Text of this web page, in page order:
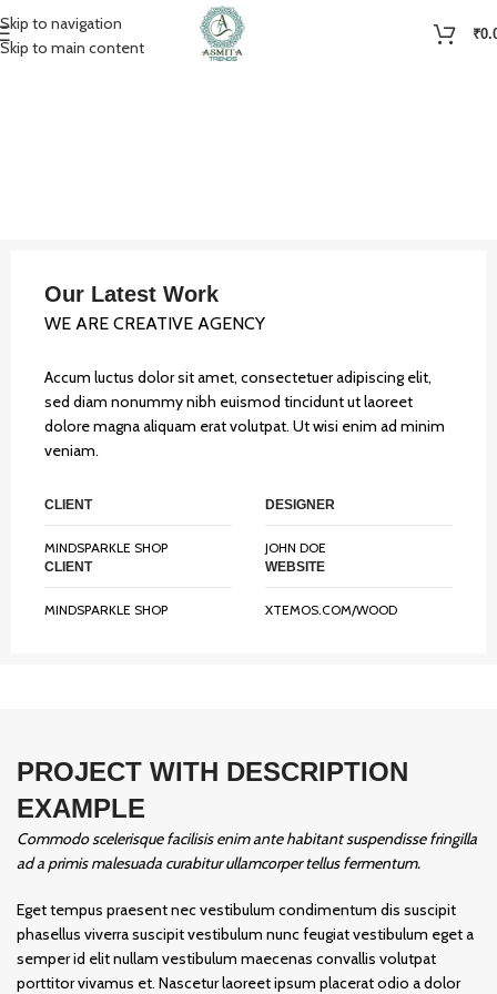
Skip to navigation
Skip to main content
₹
Our Latest Work
WE ARE CREATIVE AGENCY
Accum luctus dolor sit amet, consectetuer adipiscing elit,
sed diam nonummy nibh euismod tincidunt ut laoreet
dolore magna aliquam erat volutpat. Ut wisi enim ad minim
veniam.
CLIENT
MINDSPARKLE SHOP
DESIGNER
JOHN DOE
CLIENT
MINDSPARKLE SHOP
WEBSITE
XTEMOS.COM/WOOD
PROJECT WITH DESCRIPTION
EXAMPLE
Commodo scelerisque facilisis enim ante habitant suspendisse fringilla
ad a primis malesuada curabitur ullamcorper tellus fermentum.
Eget tempus praesent nec vestibulum condimentum dis suscipit
phasellus viverra suscipit vestibulum nunc feugiat vestibulum eget a
semper id elit nullam vestibulum maecenas convallis volutpat
porttitor vivamus et. Nascetur laoreet ipsum placerat odio a dolor